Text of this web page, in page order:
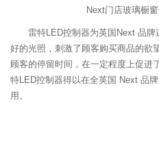
Next门店玻璃橱窗
雷特LED控制器为英国Next 品
好的光照，刺激了顾客购买商品的欲
顾客的停留时间，在一定程度上促进
特 LED控制器得以在全英国 Next 品
用。